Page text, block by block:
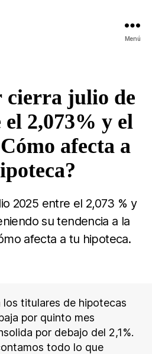
Menú
Categoríasjulio de
el 2,073% y el
afecta a
2025 entre el 2,073 % y
su tendencia a la
afecta a tu hipoteca.
los titulares de hipotecas
por quinto mes
por debajo del 2,1%.
todo lo que